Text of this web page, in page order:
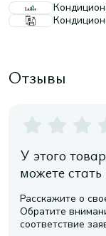
Отзывы
У этого
можете
Расскажите о
Обратите
соответствие